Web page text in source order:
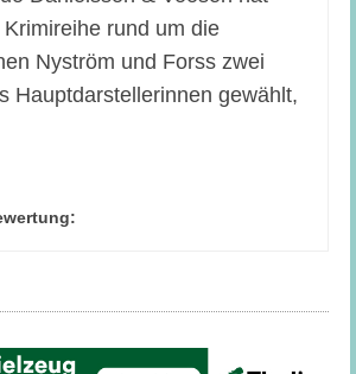
rund um die
Nyström und Forss zwei
Hauptdarstellerinnen gewählt,